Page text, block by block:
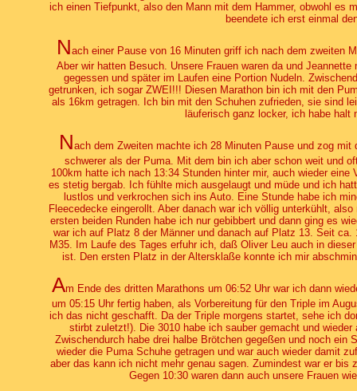
ich einen Tiefpunkt, also den Mann mit dem Hammer, obwohl es
beendete ich erst einmal
Nach einer Pause von 16 Minuten griff ich nach dem zweiten
Aber wir hatten Besuch. Unsere Frauen waren da und
gegessen und später im Laufen eine Portion Nudeln.
getrunken, ich sogar ZWEI!!! Diesen Marathon bin ich mit den
als 16km getragen. Ich bin mit den Schuhen zufrieden, sie sind
läuferisch ganz locker, ich habe
Nach dem Zweiten machte ich 28 Minuten Pause und zog
schwerer als der Puma. Mit dem bin ich aber schon weit und
100km hatte ich nach 13:34 Stunden hinter mir, auch wieder eine
es stetig bergab. Ich fühlte mich ausgelaugt und müde und ich
lustlos und verkrochen sich ins Auto. Eine Stunde habe ich
Fleecedecke eingerollt. Aber danach war ich völlig unterkühlt,
ersten beiden Runden habe ich nur gebibbert und dann ging es
war ich auf Platz 8 der Männer und danach auf Platz 13. Seit
M35. Im Laufe des Tages erfuhr ich, daß Oliver Leu auch in
ist. Den ersten Platz in der Altersklaße konnte ich mir
Am Ende des dritten Marathons um 06:52 Uhr war ich dann
um 05:15 Uhr fertig haben, als Vorbereitung für den Triple im
ich das nicht geschafft. Da der Triple morgens startet, sehe ich
stirbt zuletzt!). Die 3010 habe ich sauber gemacht und
Zwischendurch habe drei halbe Brötchen gegeßen und noch ein
wieder die Puma Schuhe getragen und war auch wieder damit
aber das kann ich nicht mehr genau sagen. Zumindest war er bis
Gegen 10:30 waren dann auch unsere Frauen